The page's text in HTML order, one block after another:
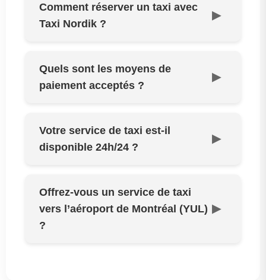
Comment réserver un taxi avec
Taxi Nordik ?
Quels sont les moyens de
paiement acceptés ?
Votre service de taxi est-il
disponible 24h/24 ?
Offrez-vous un service de taxi
vers l’aéroport de Montréal (YUL)
?